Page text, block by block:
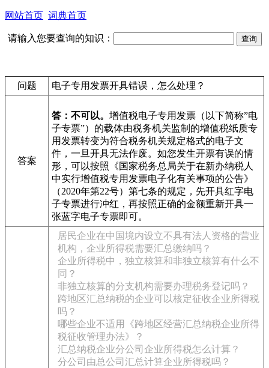
网站首页 词典首页
请输入您要查询的知识：
问题 电子专用发票开具错误，怎么处理？
答案
答：不可以。 增值税电子专用发票（以下简称”电
子专票”）的载体由税务机关监制的增值税纸质专
用发票转变为符合税务机关规定格式的电子文
件，一旦开具无法作废。如您发生开票有误的情
形，可以按照《国家税务总局关于在新办纳税人
中实行增值税专用发票电子化有关事项的公告》
（2020年第22号）第七条的规定，先开具红字电
子专票进行冲红，再按照正确的金额重新开具一
张蓝字电子专票即可。
居民企业在中国境内设立不具有法人资格的营业
机构，企业所得税需要汇总缴纳吗？
企业所得税中，独立核算和非独立核算有什么不
同？
非独立核算的分支机构需要办理税务登记吗？
跨地区汇总纳税的企业可以核定征收企业所得税
吗？
哪些企业不适用《跨地区经营汇总纳税企业所得
税征收管理办法》？
汇总纳税企业分公司企业所得税怎么计算？
分公司由总公司汇总计算企业所得税吗？